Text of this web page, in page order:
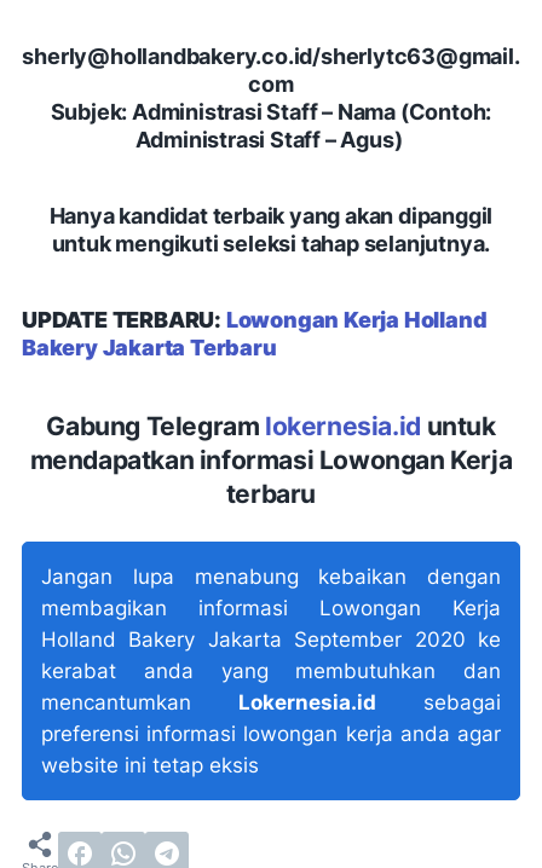
sherly@hollandbakery.co.id/sherlytc63@gmail.
com
Subjek: Administrasi Staff – Nama (Contoh:
Administrasi Staff – Agus)
Hanya kandidat terbaik yang akan dipanggil
untuk mengikuti seleksi tahap selanjutnya.
UPDATE TERBARU: Lowongan Kerja Holland
Bakery Jakarta Terbaru
Gabung Telegram lokernesia.id untuk
mendapatkan informasi Lowongan Kerja
terbaru
Jangan lupa menabung kebaikan dengan
membagikan informasi Lowongan Kerja
Holland Bakery Jakarta September 2020 ke
kerabat anda yang membutuhkan dan
mencantumkan Lokernesia.id sebagai
preferensi informasi lowongan kerja anda agar
website ini tetap eksis